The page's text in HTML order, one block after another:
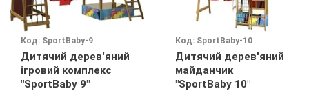
Код: SportBaby-9
Дитячий дерев'яний
ігровий комплекс
"SportBaby 9"
Код: SportBaby-10
Дитячий дерев'яний
майданчик
"SportBaby 10"